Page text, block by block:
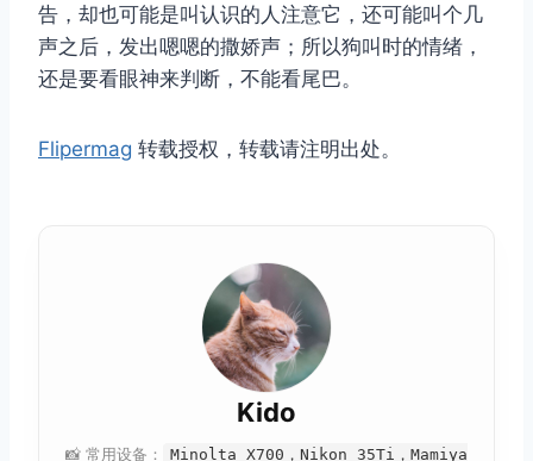
告，却也可能是叫认识的人注意它，还可能叫个几
声之后，发出嗯嗯的撒娇声；所以狗叫时的情绪，
还是要看眼神来判断，不能看尾巴。
Flipermag 转载授权，转载请注明出处。
Kido
📸 常用设备： Minolta X700，Nikon 35Ti，Mamiya